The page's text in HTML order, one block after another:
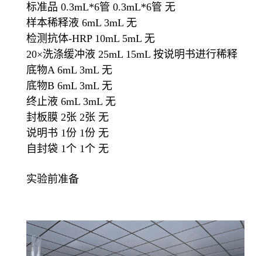
标准品 0.3mL*6管 0.3mL*6管 无
样本稀释液 6mL 3mL 无
检测抗体-HRP 10mL 5mL 无
20×洗涤缓冲液 25mL 15mL 按说明书进行稀释
底物A 6mL 3mL 无
底物B 6mL 3mL 无
终止液 6mL 3mL 无
封板膜 2张 2张 无
说明书 1份 1份 无
自封袋 1个 1个 无
实验前准备